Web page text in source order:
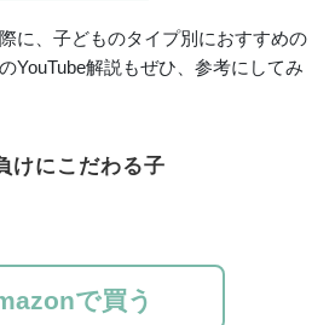
に、子どものタイプ別におすすめの
YouTube解説もぜひ、参考にしてみ
けにこだわる子
で買う